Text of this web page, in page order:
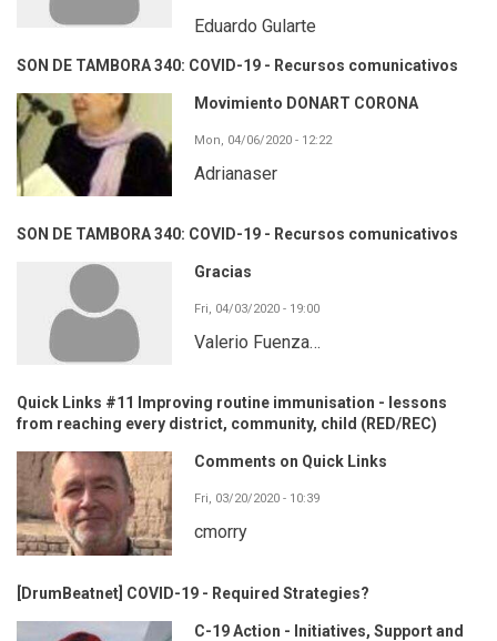
Eduardo Gularte
SON DE TAMBORA 340: COVID-19 - Recursos comunicativos
Movimiento DONART CORONA
Mon, 04/06/2020 - 12:22
Adrianaser
SON DE TAMBORA 340: COVID-19 - Recursos comunicativos
Gracias
Fri, 04/03/2020 - 19:00
Valerio Fuenza…
Quick Links #11 Improving routine immunisation - lessons
from reaching every district, community, child (RED/REC)
Comments on Quick Links
Fri, 03/20/2020 - 10:39
cmorry
[DrumBeatnet] COVID-19 - Required Strategies?
C-19 Action - Initiatives, Support and